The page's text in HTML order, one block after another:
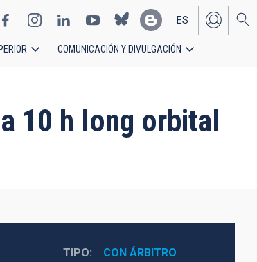
EN
ES
COMUNICACIÓN Y DIVULGACIÓN
10 h long orbital
TIPO CON ÁRBITRO